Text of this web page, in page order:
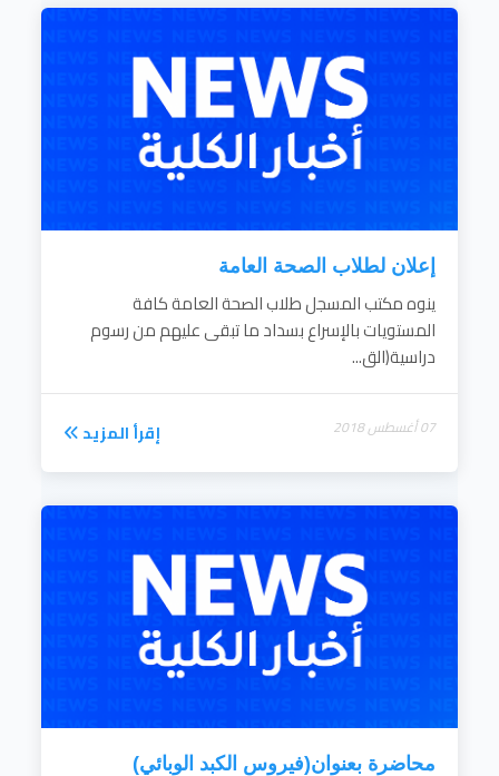
إعلان لطلاب الصحة العامة
ينوه مكتب المسجل طلاب الصحة العامة كافة
المستويات بالإسراع بسداد ما تبقى عليهم من رسوم
دراسية(الق...
07 أغسطس 2018 إقرأ المزيد
محاضرة بعنوان(فيروس الكبد الوبائي)